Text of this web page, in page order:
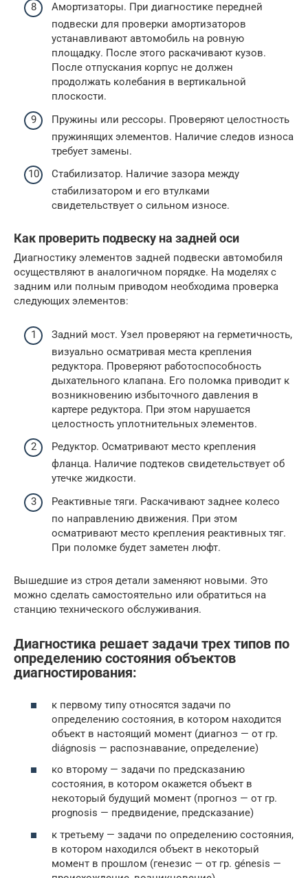
Амортизаторы. При диагностике передней
подвески для проверки амортизаторов
устанавливают автомобиль на ровную
площадку. После этого раскачивают кузов.
После отпускания корпус не должен
продолжать колебания в вертикальной
плоскости.
Пружины или рессоры. Проверяют целостность
пружинящих элементов. Наличие следов износа
требует замены.
Стабилизатор. Наличие зазора между
стабилизатором и его втулками
свидетельствует о сильном износе.
Как проверить подвеску на задней оси
Диагностику элементов задней подвески автомобиля
осуществляют в аналогичном порядке. На моделях с
задним или полным приводом необходима проверка
следующих элементов:
Задний мост. Узел проверяют на герметичность,
визуально осматривая места крепления
редуктора. Проверяют работоспособность
дыхательного клапана. Его поломка приводит к
возникновению избыточного давления в
картере редуктора. При этом нарушается
целостность уплотнительных элементов.
Редуктор. Осматривают место крепления
фланца. Наличие подтеков свидетельствует об
утечке жидкости.
Реактивные тяги. Раскачивают заднее колесо
по направлению движения. При этом
осматривают место крепления реактивных тяг.
При поломке будет заметен люфт.
Вышедшие из строя детали заменяют новыми. Это
можно сделать самостоятельно или обратиться на
станцию технического обслуживания.
Диагностика решает задачи трех типов по
определению состояния объектов
диагностирования:
к первому типу относятся задачи по
определению состояния, в котором находится
объект в настоящий момент (диагноз — от гр.
diágnosis — распознавание, определение)
ко второму — задачи по предсказанию
состояния, в котором окажется объект в
некоторый будущий момент (прогноз — от гр.
prognosis — предвидение, предсказание)
к третьему — задачи по определению состояния,
в котором находился объект в некоторый
момент в прошлом (генезис — от гр. génesis —